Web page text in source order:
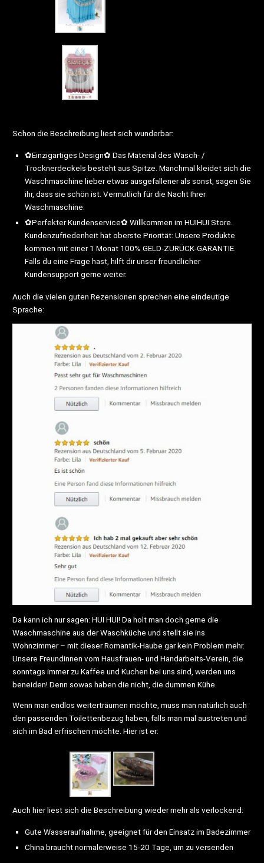
Schon die Beschreibung liest sich wunderbar:
✿Einzigartiges Design✿ Das Material des Wasch- /
Trocknerdeckels besteht aus Spitze. Manchmal kleidet sich die
Waschmaschine lieber etwas ausgefallener als sonst, sagen Sie
ihr, dass sie schön ist. Vermutlich für die Nacht Ihrer
Waschmaschine.
✿Perfekter Kundenservice✿ Willkommen im HUIHUI Store.
Kundenzufriedenheit hat oberste Priorität: Unsere Produkte
kommen mit einer 1 Monat 100% GELD-ZURÜCK-GARANTIE.
Falls du eine Frage hast, hilft dir unser freundlicher
Kundensupport gerne weiter.
Auch die vielen guten Rezensionen sprechen eine eindeutige
Sprache:
Da kann ich nur sagen: HUI HUI! Da holt man doch gerne die
Waschmaschine aus der Waschküche und stellt sie ins
Wohnzimmer – mit dieser Romantik-Haube gar kein Problem mehr.
Unsere Freundinnen vom Hausfrauen- und Handarbeits-Verein, die
sonntags immer zu Kaffee und Kuchen bei uns sind, werden uns
beneiden! Denn sowas haben die nicht, die dummen Kühe.
Wenn man endlos weiterträumen möchte, muss man natürlich auch
den passenden Toilettenbezug haben, falls man mal austreten und
sich im Bad erfrischen möchte. Hier ist er:
Auch hier liest sich die Beschreibung wieder mehr als verlockend:
Gute Wasseraufnahme, geeignet für den Einsatz im Badezimmer
China braucht normalerweise 15-20 Tage, um zu versenden